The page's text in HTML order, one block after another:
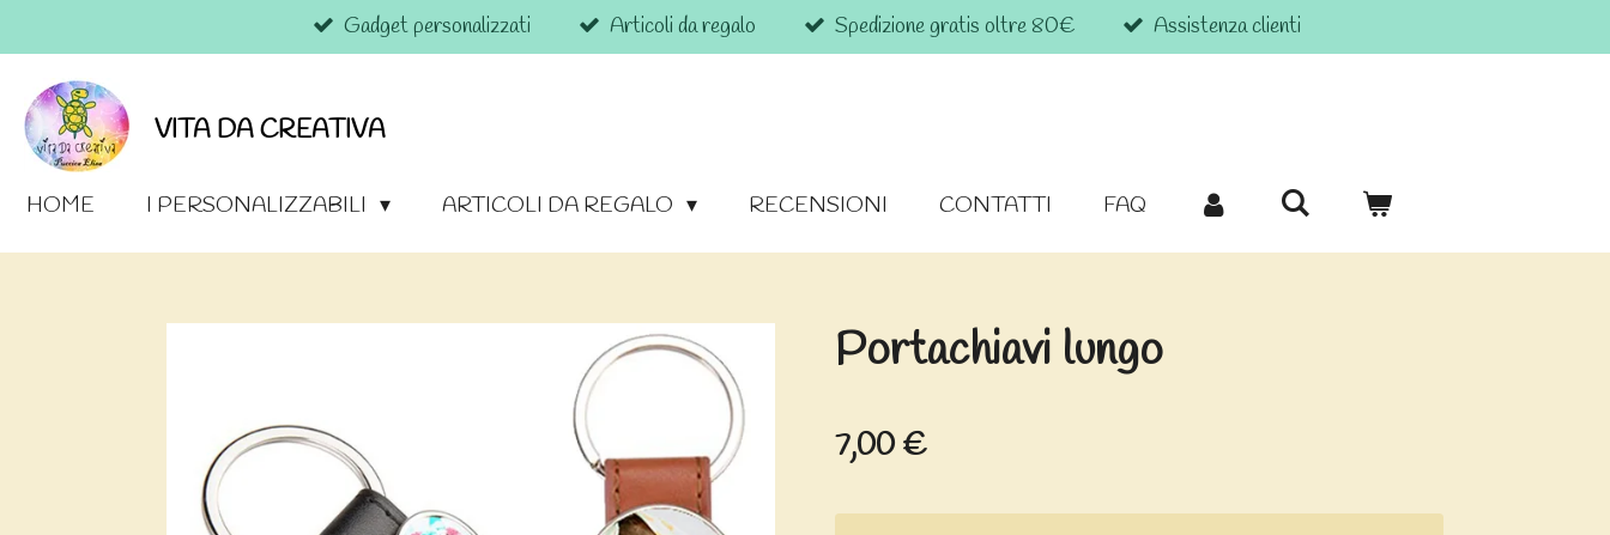
al
contenuto
principale
Gadget personalizzati Articoli da regalo Spedizione gratis oltre 80€ Assistenza clienti
VITA DA CREATIVA
HOME I PERSONALIZZABILI ARTICOLI DA REGALO RECENSIONI CONTATTI FAQ
Portachiavi lungo
7,00 €